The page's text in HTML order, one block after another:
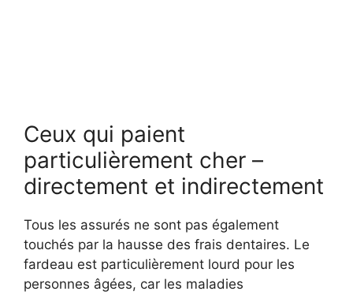
Ceux qui paient
particulièrement cher –
directement et indirectement
Tous les assurés ne sont pas également
touchés par la hausse des frais dentaires. Le
fardeau est particulièrement lourd pour les
personnes âgées, car les maladies